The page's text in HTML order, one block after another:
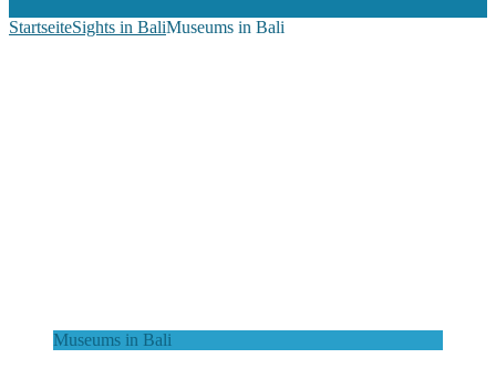
StartseiteSights in BaliMuseums in Bali
Museums in Bali